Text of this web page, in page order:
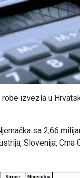
izvezla u
sa 2,66
Slovenija, Crna